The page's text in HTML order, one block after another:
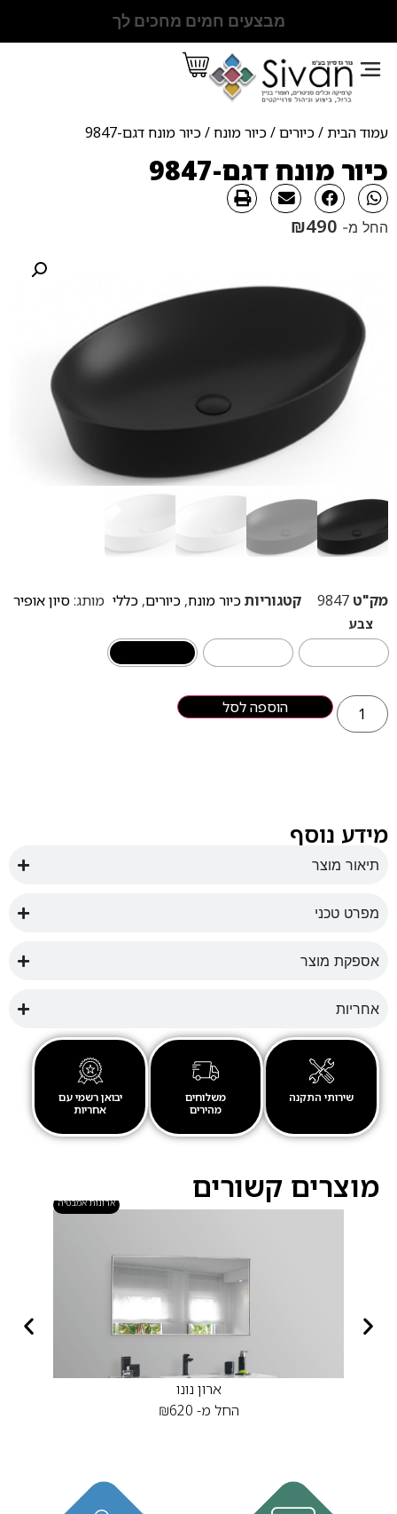
מבצעים חמים מחכים לך
עמוד הבית /כיורים/כיור מונח / כיור מונח דגם-9847
כיור מונח דגם-9847
החל מ- ₪490
מק"ט 9847 קטגוריותכיור מונח, כיורים, כללי מותג:סיון אופיר
צבע
הוספה לסל
מידע נוסף
תיאור מוצר
מפרט טכני
אספקת מוצר
אחריות
שירותי התקנה
משלוחים
מהירים
יבואן רשמי עם
אחריות
מוצרים קשורים ארונות אמבטיה
ארון נונו
החל מ-
₪620